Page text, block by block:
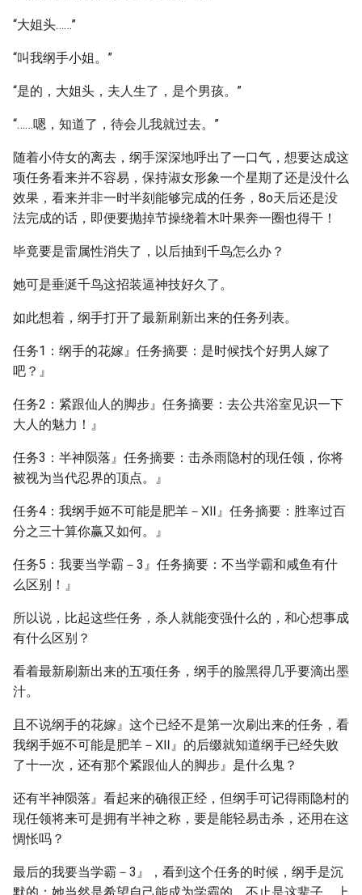
“大姐头……”
“叫我纲手小姐。”
“是的，大姐头，夫人生了，是个男孩。”
“……嗯，知道了，待会儿我就过去。”
随着小侍女的离去，纲手深深地呼出了一口气，想要达成这
项任务看来并不容易，保持淑女形象一个星期了还是没什么
效果，看来并非一时半刻能够完成的任务，8o天后还是没
法完成的话，即便要抛掉节操绕着木叶果奔一圈也得干！
毕竟要是雷属性消失了，以后抽到千鸟怎么办？
她可是垂涎千鸟这招装逼神技好久了。
如此想着，纲手打开了最新刷新出来的任务列表。
任务1：纲手的花嫁』任务摘要：是时候找个好男人嫁了
吧？』
任务2：紧跟仙人的脚步』任务摘要：去公共浴室见识一下
大人的魅力！』
任务3：半神陨落』任务摘要：击杀雨隐村的现任领，你将
被视为当代忍界的顶点。』
任务4：我纲手姬不可能是肥羊－Ⅻ』任务摘要：胜率过百
分之三十算你赢又如何。』
任务5：我要当学霸－3』任务摘要：不当学霸和咸鱼有什
么区别！』
所以说，比起这些任务，杀人就能变强什么的，和心想事成
有什么区别？
看着最新刷新出来的五项任务，纲手的脸黑得几乎要滴出墨
汁。
且不说纲手的花嫁』这个已经不是第一次刷出来的任务，看
我纲手姬不可能是肥羊－Ⅻ』的后缀就知道纲手已经失败
了十一次，还有那个紧跟仙人的脚步』是什么鬼？
还有半神陨落』看起来的确很正经，但纲手可记得雨隐村的
现任领将来可是拥有半神之称，要是能轻易击杀，还用在这
惆怅吗？
最后的我要当学霸－3』，看到这个任务的时候，纲手是沉